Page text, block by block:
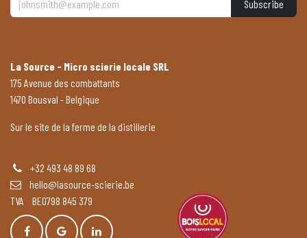
Subscribe
La Source - Micro scierie locale SRL
175 Avenue des combattants
1470 Bousval - Belgique
Sur le site de la ferme de la distillerie
+32 493 48 89 68
hello@lasource-scierie.be
TVA BE0798 845 379